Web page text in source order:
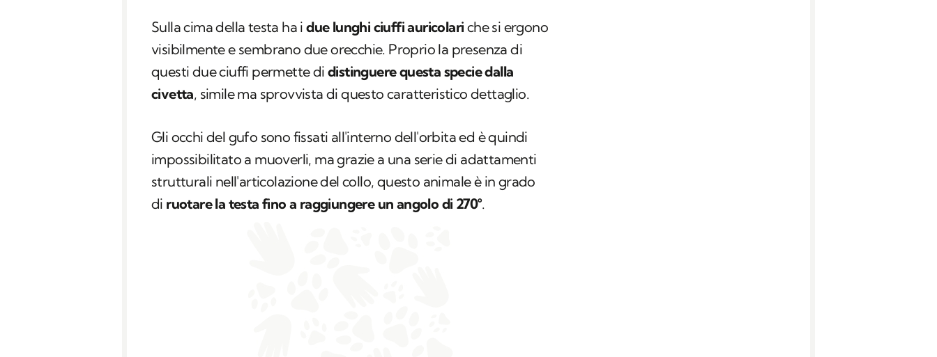
Sulla cima della testa ha idue lunghi ciuffi auricolari che si ergono
visibilmente e sembrano due orecchie. Proprio la presenza di
questi due ciuffi permette di distinguere questa specie dalla
civetta, simile ma sprovvista di questo caratteristico dettaglio.
Gli occhi del gufo sono fissati all'interno dell'orbita ed è quindi
impossibilitato a muoverli, ma grazie a una serie di adattamenti
strutturali nell'articolazione del collo, questo animale è in grado
di ruotare la testa fino a raggiungere un angolo di 270°.